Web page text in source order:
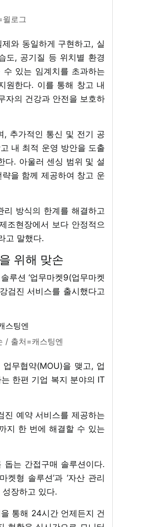
로그
와 동일하게 구현하고, 실
도, 공기질 등 위치별 환경
있는 임계치를 초과하는
원한다. 이를 통해 창고 내
자의 건강과 안전을 보호하
, 추가적인 통신 및 전기 공
내 최적 운영 방안을 도출
다. 아울러 센싱 범위 및 설
을 함께 제공하여 창고 운
리 방식의 한계를 해결하고
조현장에서 보다 안정적으
고 말했다.
위해 맞손
루션 ‘업무마켓9(업무마켓
검진 서비스를 출시했다고
/ 출처=캐스팅엔
무협약(MOU)을 맺고, 업
한편 기업 복지 분야의 IT
진 예약 서비스를 제공하는
지 한 번에 해결할 수 있는
는 간접구매 솔루션이다.
형 솔루션’과 ‘자산 관리
장하고 있다.
통해 24시간 언제든지 건